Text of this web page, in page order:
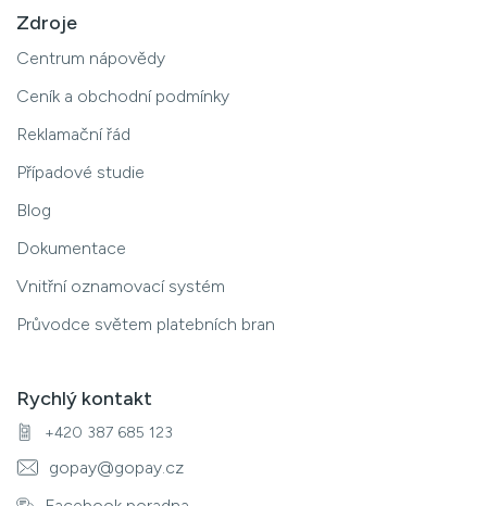
Zdroje
Centrum nápovědy
Ceník a obchodní podmínky
Reklamační řád
Případové studie
Blog
Dokumentace
Vnitřní oznamovací systém
Průvodce světem platebních bran
Rychlý kontakt
+420 387 685 123
gopay@gopay.cz